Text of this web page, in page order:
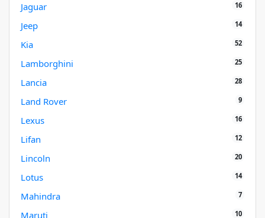
Jaguar 16
Jeep 14
Kia 52
Lamborghini 25
Lancia 28
Land Rover 9
Lexus 16
Lifan 12
Lincoln 20
Lotus 14
Mahindra 7
Maruti 10